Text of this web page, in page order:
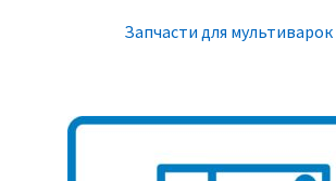
Запчасти для мультиварок